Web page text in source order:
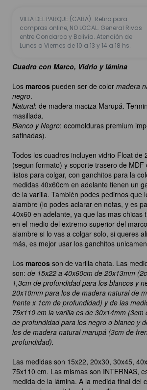
VILLA DEL PARQUE (CABA) Retiro para
compras online, NO LOCAL. General Rivas
entre Condarco y Bolivia. Atención de
Lunes a Viernes de 10 a 13 y 14 a 18 hs.
Cuadro con Marco, Vidrio y lámina
Los marcos pueden ser de color madera
negro.
Natural: de madera maciza Marupá.
masillada.
Blanco y Negro: ecomolduras premium
satinadas).
Todos los cuadros incluyen vidrio Float de
(segun formato) y soporte trasero de MDF
listos para colgar, con ganchitos para la
medidas 40x60cm en adelante tienen un
de la varilla. También podes pedirnos que
alambre (lo podes aclarar en notas, y es
40x60 en adelante, ya que las mas chicas
en el medio del extremo superior del
alambre si lo vas a colgar solo, si queres
más, es mejor usar los ganchitos
Los marcos son de varilla chata. Las
son: de 15x22 a 40x60cm de 20x13mm
1,3cm de profundidad para los blancos y
20x10mm para los de madera natural de
frente x 1cm de profundidad) y de las
75x110 cm la varilla es de 30x14mm (3cm
de profundidad para los negro o blanco y
los de madera natural marupá (3cm de
profundidad).
Las medidas son 15x22, 20x30, 30x45,
75x110 cm. Las mismas son INTERNAS,
medida de la lámina. A la medida final del